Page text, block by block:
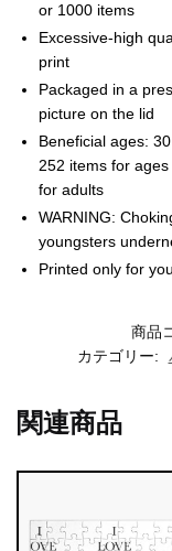
or 1000 items
Excessive-high
print
Packaged in a
picture on the lid
Beneficial ages:
252 items for
for adults
WARNING:
youngsters
Printed only for
商品
カテゴリー:
関連商品